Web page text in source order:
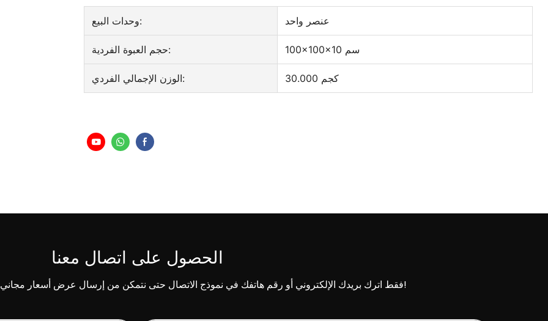
وحدات البيع: عنصر واحد
حجم العبوة الفردية: 100×100×10 سم
الوزن الإجمالي الفردي: 30.000 كجم
الحصول على اتصال معنا
فقط اترك بريدك الإلكتروني أو رقم هاتفك في نموذج الاتصال حتى نتمكن من إرسال عرض أسعار مجاني لنا لمجموعة واسعة من التصاميم!